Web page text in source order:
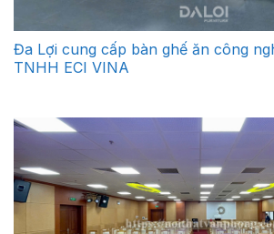
Đa Lợi cung cấp bàn ghế ăn công
TNHH ECI VINA